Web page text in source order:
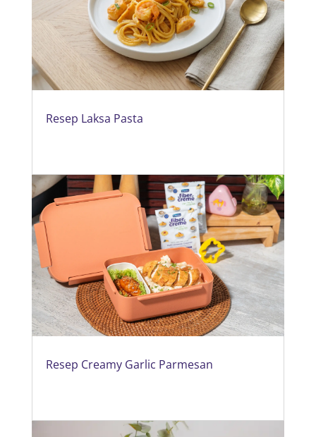
Resep Laksa Pasta
Resep Creamy Garlic Parmesan